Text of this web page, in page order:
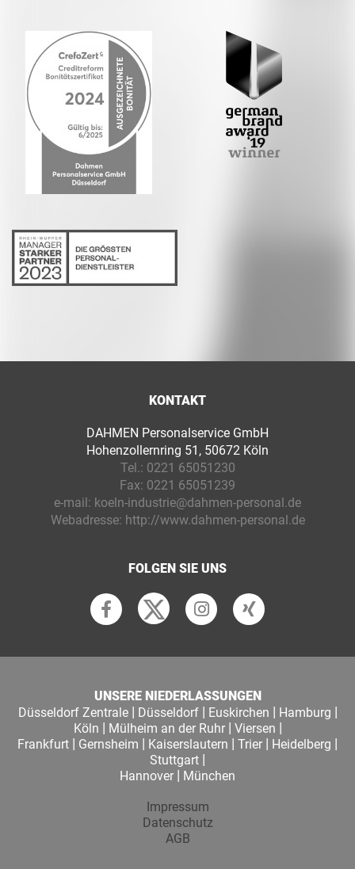
KONTAKT
DAHMEN Personalservice GmbH
Hohenzollernring 51, 50672 Köln
Tel.: 0221 65051230
Fax: 0221 65051239
e-mail: koeln-industrie@dahmen-personal.de
Webadresse: http://www.dahmen-personal.de
FOLGEN SIE UNS
UNSERE NIEDERLASSUNGEN
Düsseldorf Zentrale| Düsseldorf| Euskirchen | Hamburg |
Köln | Mülheim an der Ruhr| Viersen |
Frankfurt | Gernsheim | Kaiserslautern | Trier | Heidelberg |
Stuttgart |
Hannover | München
Impressum
Datenschutz
AGB